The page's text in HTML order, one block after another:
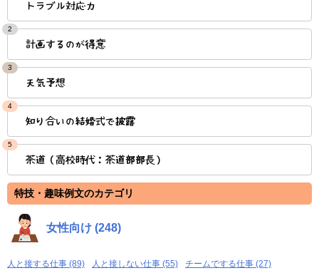
トラブル対応力
2
計画するのが得意
3
天気予想
4
知り合いの結婚式で披露
5
茶道（高校時代：茶道部部長）
特技・趣味例文のカテゴリ
女性向け (248)
人と接する仕事 (89) 人と接しない仕事 (55) チームでする仕事 (27)